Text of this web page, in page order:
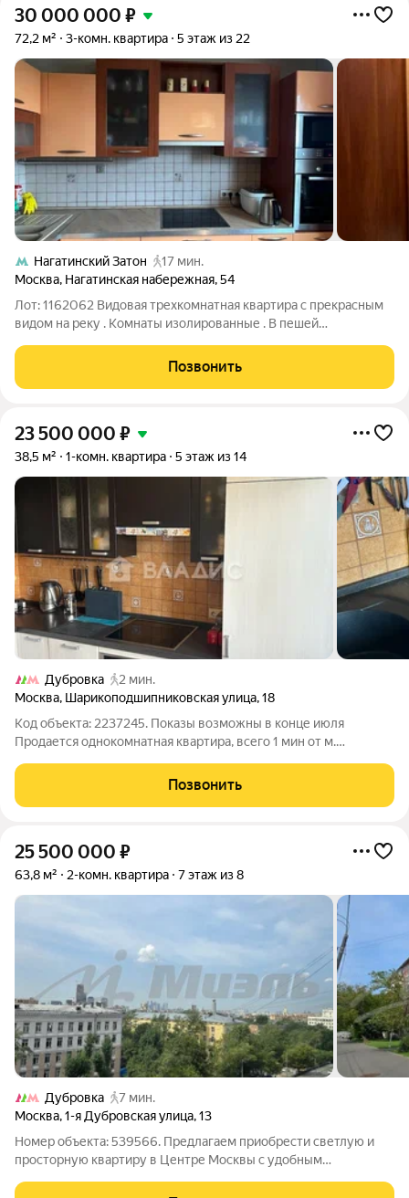
30 000 000 ₽
72,2 м² 3-комн. квартира 5 этаж из 22
Нагатинский Затон
17 мин.
Москва, Нагатинская набережная,54
Лот: 1162062 Видовая трехкомнатная квартира с прекрасным
видом на реку . Комнаты изолированные . В пешей
Кленовый бульвар и Нагатинский затон БКЛ). От дома
удобный выезд на проспект Андропова и
Позвонить
23 500 000 ₽
38,5 м² 1-комн. квартира 5 этаж из 14
Дубровка
2 мин.
Москва, Шарикоподшипниковская улица,18
Код объекта: 2237245. Показы возможны в конце июля
Продается однокомнатная квартира, всего 1 мин от м.
взрослый собственник, приобренталась по ДКП, в
собственности более 5 лет (с 2014 г) В
Позвонить
25 500 000 ₽
63,8 м² 2-комн. квартира 7 этаж из 8
Дубровка
7 мин.
Москва,1-я Дубровская улица,13
Номер объекта: 539566. Предлагаем приобрести светлую и
просторную квартиру в Центре Москвы с удобным